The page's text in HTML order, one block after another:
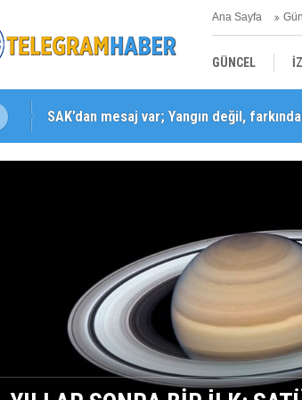
Ana Sayfa
GÜNCEL
YEREL
SAK’dan mesaj var; Yangın değil,
Karabağlar ‘da Gazeteci Barış Selçuk
MARS'TAN GELEN BÜYÜK